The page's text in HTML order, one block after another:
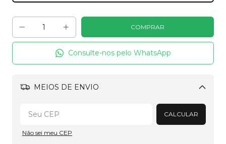
Consulte-nos pelo WhatsApp
MEIOS DE ENVIO
Alterar CEP
CALCULAR
Não sei meu CEP